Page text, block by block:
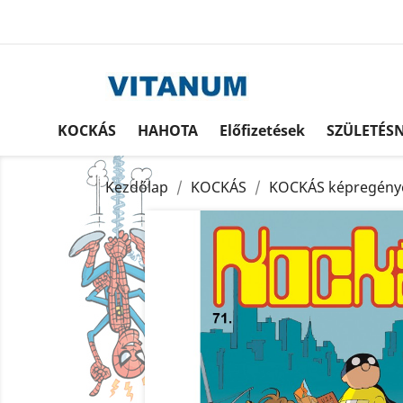
KOCKÁS HAHOTA Előfizetések
Kezdőlap KOCKÁS KOCKÁS